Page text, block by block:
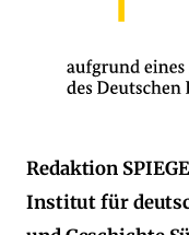
Redaktion
Institut für